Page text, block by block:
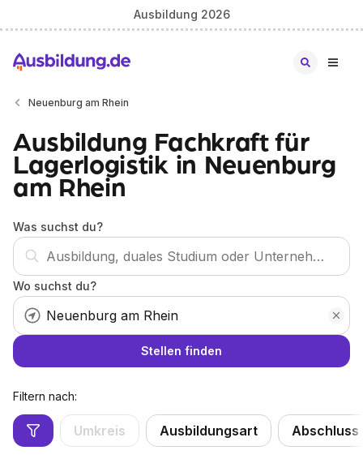
Ausbildung 2026
Neuenburg am Rhein
Ausbildung Fachkraft für
Lagerlogistik in Neuenburg
am Rhein
Was suchst du?
Wo suchst du?
Stellen finden
Filtern nach:
Umkreis Ausbildungsart Abschluss